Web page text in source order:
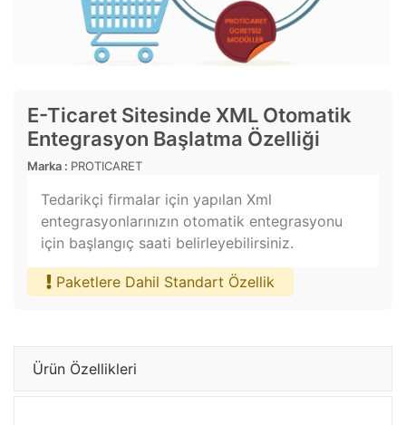
E-Ticaret Sitesinde XML Otomatik
Entegrasyon Başlatma Özelliği
Marka : PROTICARET
Tedarikçi firmalar için yapılan Xml
entegrasyonlarınızın otomatik entegrasyonu
için başlangıç saati belirleyebilirsiniz.
Paketlere Dahil Standart Özellik
Ürün Özellikleri